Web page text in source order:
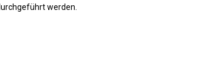
werden.